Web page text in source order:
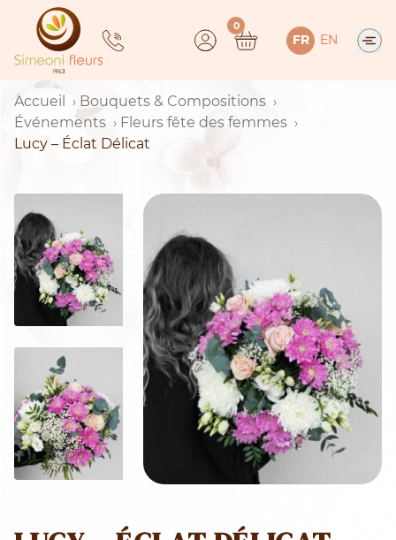
content
0
FR EN
Accueil
Bouquets & Compositions
Événements
Fleurs fête des femmes
Lucy – Éclat Délicat